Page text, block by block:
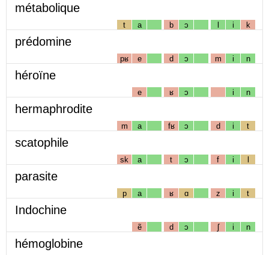
métabolique
t a b ɔ l i k
prédomine
pʁ e d ɔ m i n
héroïne
e ʁ ɔ i n
hermaphrodite
m a fʁ ɔ d i t
scatophile
sk a t ɔ f i l
parasite
p a ʁ ɑ z i t
Indochine
ẽ d ɔ ʃ i n
hémoglobine